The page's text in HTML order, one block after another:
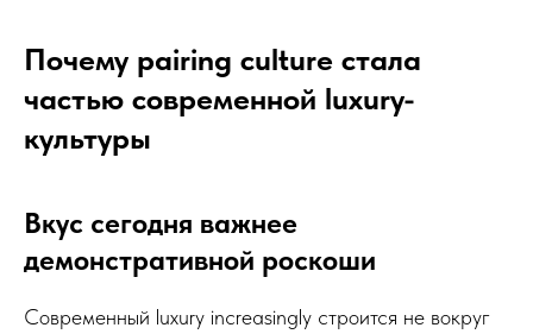
Почему pairing culture стала
частью современной luxury-
культуры
Вкус сегодня важнее
демонстративной роскоши
Современный luxury increasingly строится не вокруг